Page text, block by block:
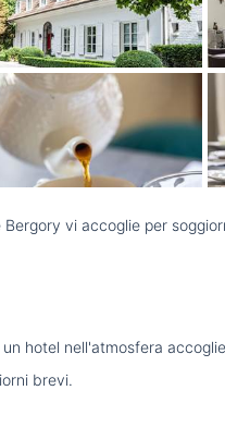
vi accoglie per
hotel nell'atmosfera
brevi.